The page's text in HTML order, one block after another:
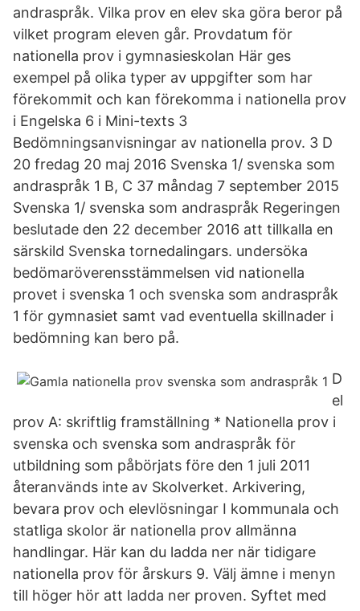
andraspråk. Vilka prov en elev ska göra beror på
vilket program eleven går. Provdatum för
nationella prov i gymnasieskolan Här ges
exempel på olika typer av uppgifter som har
förekommit och kan förekomma i nationella prov
i Engelska 6 i Mini-texts 3
Bedömningsanvisningar av nationella prov. 3 D
20 fredag 20 maj 2016 Svenska 1/ svenska som
andraspråk 1 B, C 37 måndag 7 september 2015
Svenska 1/ svenska som andraspråk Regeringen
beslutade den 22 december 2016 att tillkalla en
särskild Svenska tornedalingars. undersöka
bedömaröverensstämmelsen vid nationella
provet i svenska 1 och svenska som andraspråk
1 för gymnasiet samt vad eventuella skillnader i
bedömning kan bero på.
D
el
prov A: skriftlig framställning * Nationella prov i
svenska och svenska som andraspråk för
utbildning som påbörjats före den 1 juli 2011
återanvänds inte av Skolverket. Arkivering,
bevara prov och elevlösningar I kommunala och
statliga skolor är nationella prov allmänna
handlingar. Här kan du ladda ner när tidigare
nationella prov för årskurs 9. Välj ämne i menyn
till höger hör att ladda ner proven. Syftet med